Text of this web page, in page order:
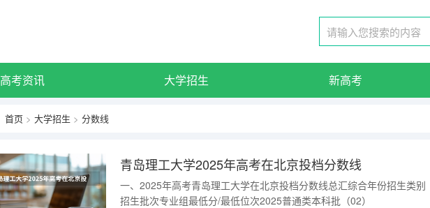
高考资讯 大学招生 新高考
首页 > 大学招生 > 分数线
青岛理工大学2025年高考在北京投档分数线
一、2025年高考青岛理工大学在北京投档分数线总汇综合年份招生类别
招生批次专业组最低分/最低位次2025普通类本科批（02）